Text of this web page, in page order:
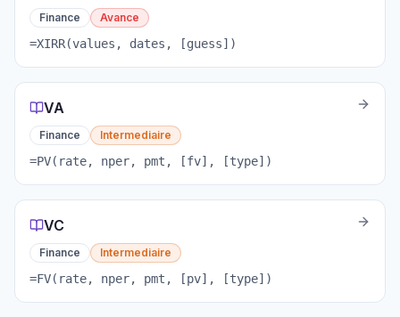
Finance Avance
=XIRR(values, dates, [guess])
VA
Finance Intermediaire
=PV(rate, nper, pmt, [fv], [type])
VC
Finance Intermediaire
=FV(rate, nper, pmt, [pv], [type])